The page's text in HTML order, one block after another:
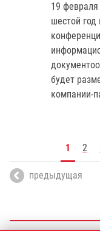
19 февраля
шестой год
будет
компании-
предыдущая
1 2